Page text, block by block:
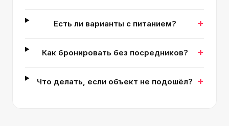
Есть ли варианты с питанием? +
Как бронировать без посредников? +
Что делать, если объект не подошёл? +